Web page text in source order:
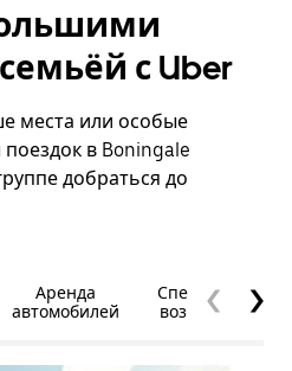
с Uber
места или особые
в Boningale
добраться до
Аренда
автомобилей
Специальные
возможности